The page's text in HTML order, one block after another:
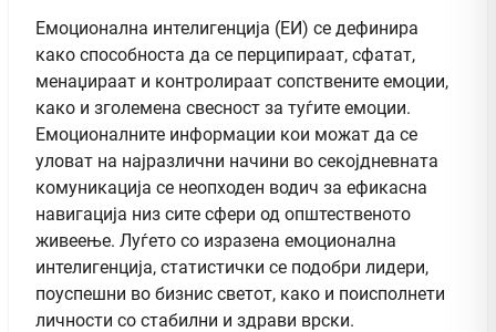
Eмоционална интелигенција (ЕИ) се дефинира
како способноста да се перципираат, сфатат,
менаџираат и контролираат сопствените емоции,
како и зголемена свесност за туѓите емоции.
Емоционалните информации кои можат да се
уловат на најразлични начини во секојдневната
комуникација се неопходен водич за ефикасна
навигација низ сите сфери од општественото
живеење. Луѓето со изразена емоционална
интелигенција, статистички се подобри лидери,
поуспешни во бизнис светот, како и поисполнети
личности со стабилни и здрави врски.